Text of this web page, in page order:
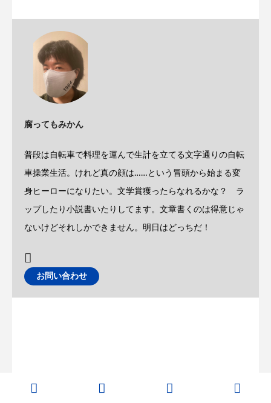
腐ってもみかん
普段は自転車で料理を運んで生計を立てる文字通りの自転
車操業生活。けれど真の顔は……という冒頭から始まる変
身ヒーローになりたい。文学賞獲ったらなれるかな？ ラ
ップしたり小説書いたりしてます。文章書くのは得意じゃ
ないけどそれしかできません。明日はどっちだ！
お問い合わせ